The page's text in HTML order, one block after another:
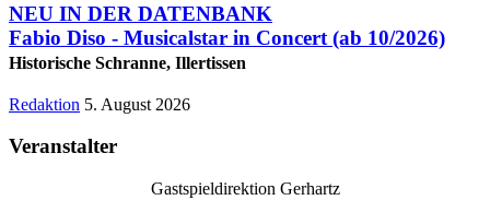
NEU IN DER DATENBANK
Fabio Diso - Musicalstar in Concert (ab 10/2026)
Historische Schranne, Illertissen
Redaktion 5. August 2026
Veranstalter
Gastspieldirektion Gerhartz